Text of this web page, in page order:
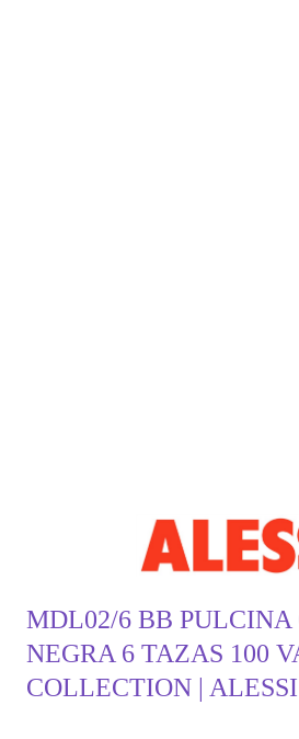
MDL02/6 BB PULCINA
NEGRA 6 TAZAS 100
COLLECTION | ALESSI